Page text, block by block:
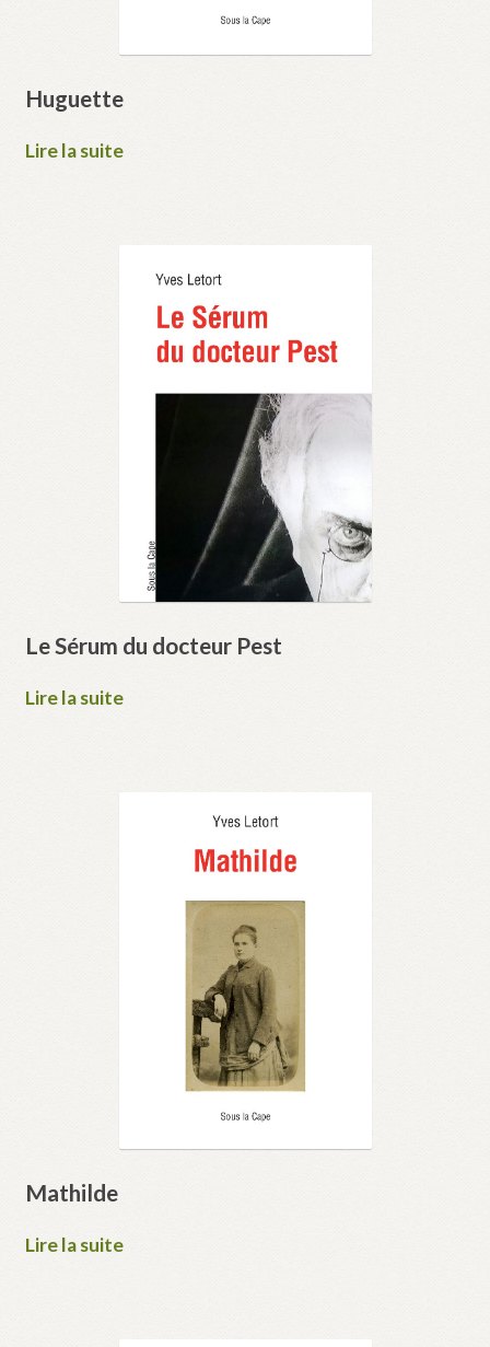
Huguette
Lire la suite
Le Sérum du docteur Pest
Lire la suite
Mathilde
Lire la suite